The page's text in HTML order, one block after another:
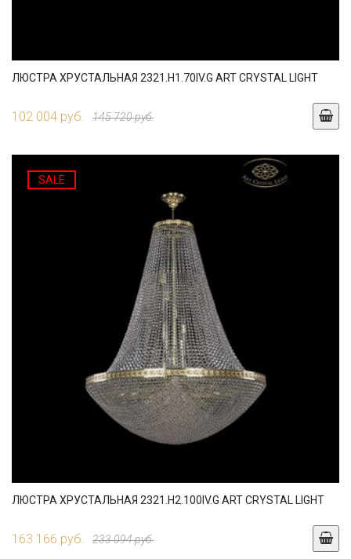
ЛЮСТРА ХРУСТАЛЬНАЯ 2321.H1.70IV.G ART CRYSTAL LIGHT
102 004 руб. 145 720 руб.
SALE
ЛЮСТРА ХРУСТАЛЬНАЯ 2321.H2.100IV.G ART CRYSTAL LIGHT
163 166 руб. 233 094 руб.